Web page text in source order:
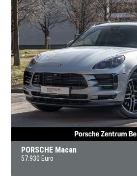
PORSCHE Macan
57.930 Euro